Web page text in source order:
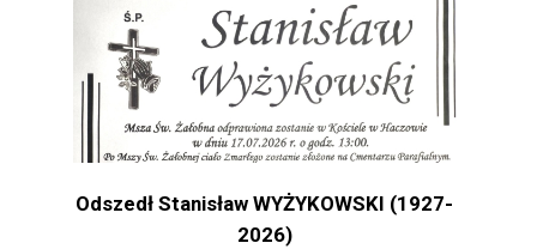
Odszedł Stanisław WYŻYKOWSKI (1927-
2026)